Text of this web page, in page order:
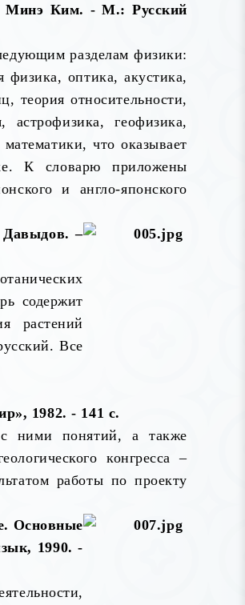
/ Минэ Ким. - М.: Русский
разделам физики:
физика, оптика, акустика,
теория относительности,
геофизика,
что оказывает
К словарю приложены
и англо-японского
Давыдов. –
содержит
растений
Все
1982. - 141 с.
ними понятий, а также
конгресса –
работы по проекту
Основные
1990. -